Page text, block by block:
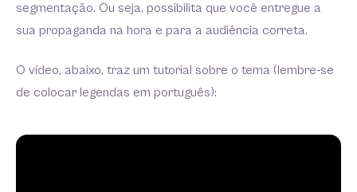
segmentação. Ou seja, possibilita que você entregue a
sua propaganda na hora e para a audiência correta.
O vídeo, abaixo, traz um tutorial sobre o tema (lembre-se
de colocar legendas em português):